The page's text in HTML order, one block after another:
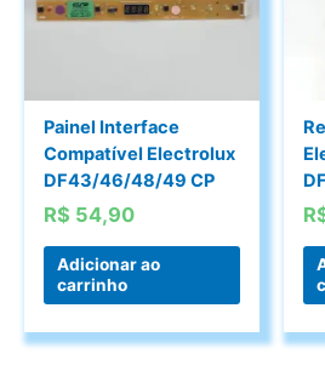
Painel Interface
Compatível Electrolux
DF43/46/48/49 CP
R$ 54,90
Adicionar ao
carrinho